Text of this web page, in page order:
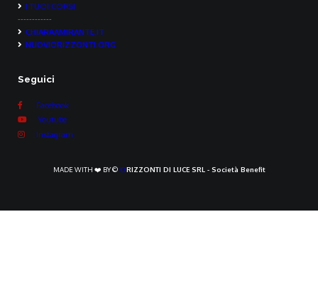
I TUOI CORSI
------------
CHIARAAMIRANTE.IT
NUOVIORIZZONTI.ORG
Seguici
Facebook
Youtube
Instagram
MADE WITH ❤️ BY © ORIZZONTI DI LUCE SRL - Società Benefit